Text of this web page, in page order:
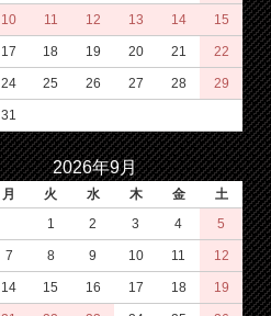
10 11 12 13 14 15
17 18 19 20 21 22
24 25 26 27 28 29
31
2026年9月
月 火 水 木 金
土
1
2 3 4 5
7 8 9 10 11 12
14 15 16 17 18 19